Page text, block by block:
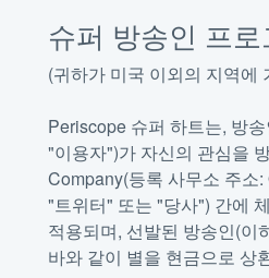
슈퍼 방송인 프
(귀하가 미국 이외의 지역에
Periscope 슈퍼 하트는, 방
"이용자")가 자신의 관심을
Company(등록 사무소 주
"트위터" 또는 "당사") 간에
적용되며, 선발된 방송인(이
바와 같이 별을 현금으로 상